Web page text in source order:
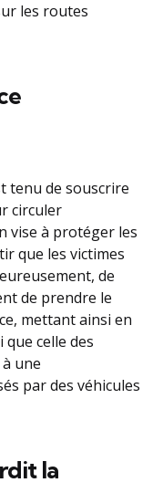
les routes
tenu de souscrire
circuler
vise à protéger les
que les victimes
de
de prendre le
mettant ainsi en
celle des
une
par des véhicules
la